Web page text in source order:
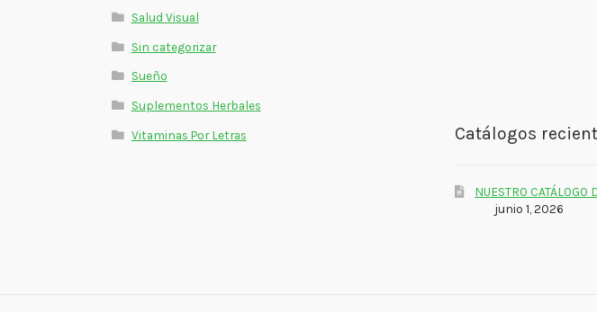
Salud Visual
Sin categorizar
Sueño
Suplementos Herbales
Vitaminas Por Letras Catálogos
NUESTRO CATÁLOGO
junio 1, 2026